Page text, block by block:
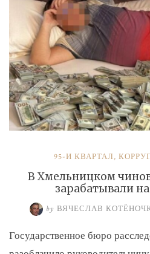
95-Й КВАРТАЛ,
В Хмельницком
зарабатывали
by ВЯЧЕСЛАВ
Государственное бюро